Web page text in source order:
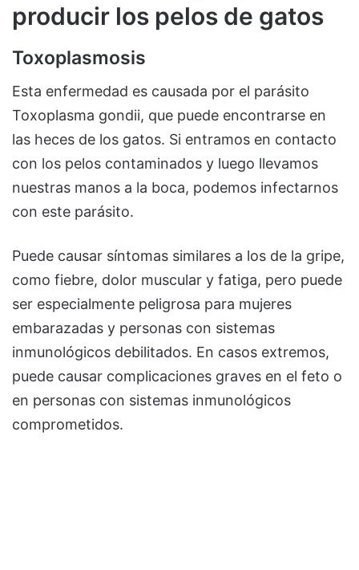
producir los pelos de gatos
Toxoplasmosis
Esta enfermedad es causada por el parásito
Toxoplasma gondii, que puede encontrarse en
las heces de los gatos. Si entramos en contacto
con los pelos contaminados y luego llevamos
nuestras manos a la boca, podemos infectarnos
con este parásito.
Puede causar síntomas similares a los de la gripe,
como fiebre, dolor muscular y fatiga, pero puede
ser especialmente peligrosa para mujeres
embarazadas y personas con sistemas
inmunológicos debilitados. En casos extremos,
puede causar complicaciones graves en el feto o
en personas con sistemas inmunológicos
comprometidos.